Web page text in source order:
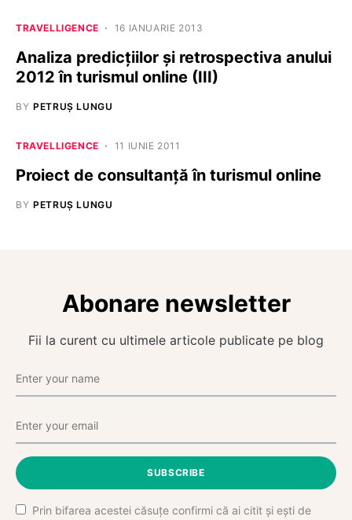
TRAVELLIGENCE 16 IANUARIE 2013
Analiza predicțiilor și retrospectiva anului
2012 în turismul online (III)
BY PETRUȘ LUNGU
TRAVELLIGENCE 11 IUNIE 2011
Proiect de consultanţă în turismul online
BY PETRUȘ LUNGU
Abonare newsletter
Fii la curent cu ultimele articole publicate pe blog
SUBSCRIBE
Prin bifarea acestei căsuțe confirmi că ai citit și ești de